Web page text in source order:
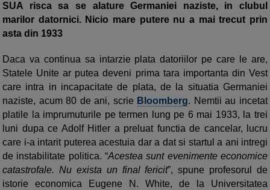
SUA risca sa se alature Germaniei naziste, in clubul
marilor datornici. Nicio mare putere nu a mai trecut prin
asta din 1933
Daca va continua sa intarzie plata datoriilor pe care le are,
Statele Unite ar putea deveni prima tara importanta din Vest
care intra in incapacitate de plata, de la situatia Germaniei
naziste, acum 80 de ani, scrie Bloomberg. Nemtii au incetat
platile la imprumuturile pe termen lung pe 6 mai 1933, la trei
luni dupa ce Adolf Hitler a preluat functia de cancelar, lucru
care i-a intarit puterea acestuia dar a dat si startul a ani intregi
de instabilitate politica. “Acestea sunt evenimente economice
catastrofale. Nu exista un final fericit”, spune profesorul de
istorie economica Eugene N. White, de la Universitatea